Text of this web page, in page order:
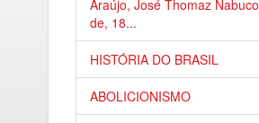
Araújo, José Thomaz Nabuco
de, 18...
HISTÓRIA DO BRASIL
ABOLICIONISMO